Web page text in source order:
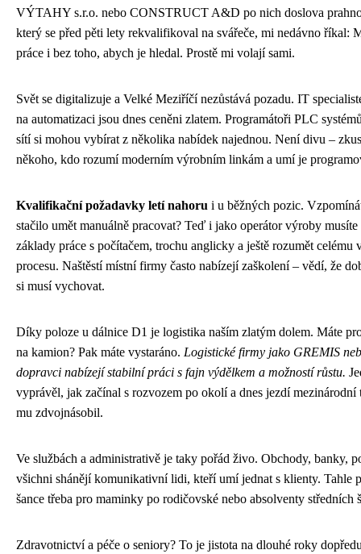
VÝTAHY s.r.o. nebo CONSTRUCT A&D po nich doslova
který se před pěti lety rekvalifikoval na svářeče, mi nedávno říkal:
práce i bez toho, abych je hledal. Prostě mi volají sami.
Svět se digitalizuje a Velké Meziříčí nezůstává pozadu. IT
na automatizaci jsou dnes ceněni zlatem. Programátoři PLC
sítí si mohou vybírat z několika nabídek najednou. Není divu –
někoho, kdo rozumí moderním výrobním linkám a umí je
Kvalifikační požadavky letí nahoru i u běžných pozic.
stačilo umět manuálně pracovat? Teď i jako operátor výroby musíte
základy práce s počítačem, trochu anglicky a ještě rozumět celému
procesu. Naštěstí místní firmy často nabízejí zaškolení – vědí, že
si musí vychovat.
Díky poloze u dálnice D1 je logistika naším zlatým dolem. Máte
na kamion? Pak máte vystaráno. Logistické firmy jako GREMIS
dopravci nabízejí stabilní práci s fajn výdělkem a možností růstu.
vyprávěl, jak začínal s rozvozem po okolí a dnes jezdí mezinárodní
mu zdvojnásobil.
Ve službách a administrativě je taky pořád živo. Obchody, banky,
všichni shánějí komunikativní lidi, kteří umí jednat s klienty. Tahle
šance třeba pro maminky po rodičovské nebo absolventy středních
Zdravotnictví a péče o seniory? To je jistota na dlouhé roky